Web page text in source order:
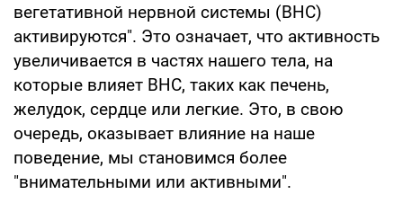
вегетативной нервной системы (ВНС)
активируются". Это означает, что активность
увеличивается в частях нашего тела, на
которые влияет ВНС, таких как печень,
желудок, сердце или легкие. Это, в свою
очередь, оказывает влияние на наше
поведение, мы становимся более
"внимательными или активными".